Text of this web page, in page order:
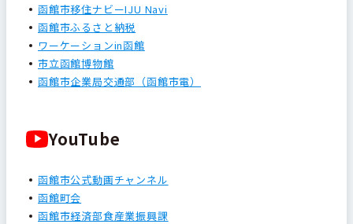
函館市移住ナビーIJU Navi
函館市ふるさと納税
ワーケーションin函館
市立函館博物館
函館市企業局交通部（函館市電）
YouTube
函館市公式動画チャンネル
函館町会
函館市経済部食産業振興課